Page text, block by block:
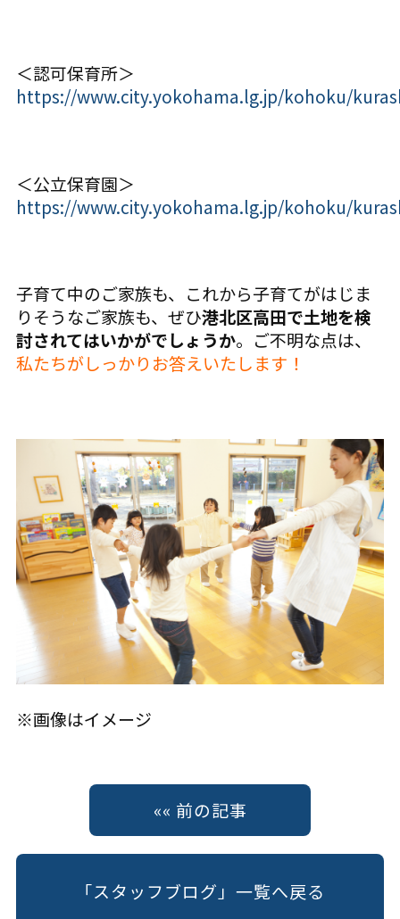
＜認可保育所＞
https://www.city.yokohama.lg.jp/kohoku/
＜公立保育園＞
https://www.city.yokohama.lg.jp/kohoku/
子育て中のご家族も、これから子育てがはじま
りそうなご家族も、ぜひ港北区高田で土地を検
討されてはいかがでしょうか。ご不明な点は、
私たちがしっかりお答えいたします！
※画像はイメージ
«« 前の記事
「スタッフブログ」一覧へ戻る